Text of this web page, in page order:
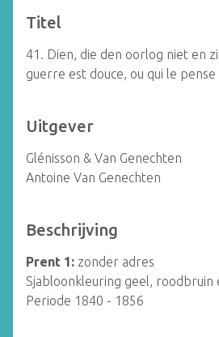
Titel
41. Dien, die den oorlog niet en
guerre est douce, ou qui le pense
Uitgever
Glénisson & Van Genechten
Antoine Van Genechten
Beschrijving
Prent 1: zonder adres
Sjabloonkleuring geel, roodbruin
Periode 1840 - 1856